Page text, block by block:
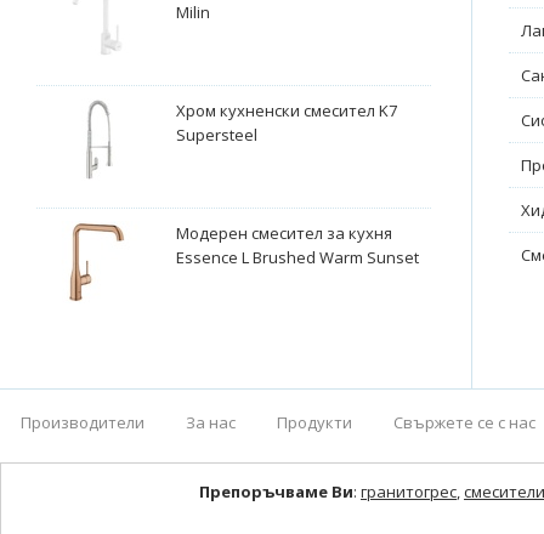
Milin
Хром кухненски смесител K7
Supersteel
Модерен смесител за кухня
Essence L Brushed Warm Sunset
Производители За нас Продукти Свържете се с нас
Препоръчваме Ви: гранитогрес,